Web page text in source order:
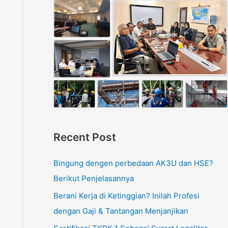
Recent Post
Bingung dengen perbedaan AK3U dan HSE?
Berikut Penjelasannya
Berani Kerja di Ketinggian? Inilah Profesi
dengan Gaji & Tantangan Menjanjikan